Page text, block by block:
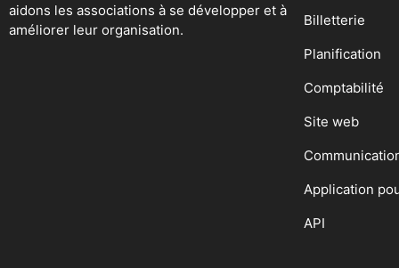
aidons les associations à se développer et à
améliorer leur organisation.
Billetterie
Planification
Comptabilité
Site web
Application
API